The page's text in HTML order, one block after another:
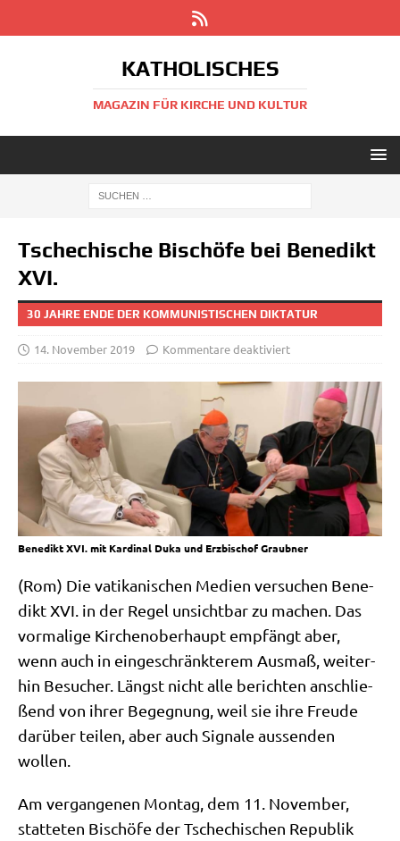
KATHOLISCHES
MAGAZIN FÜR KIRCHE UND KULTUR
Tschechische Bischöfe bei Benedikt
XVI.
30 JAHRE ENDE DER KOMMUNISTISCHEN DIKTATUR
14. November 2019 Kommentare deaktiviert
Benedikt XVI. mit Kardinal Duka und Erzbischof Graubner
(Rom) Die vati­ka­ni­schen Medi­en ver­su­chen Bene­
dikt XVI. in der Regel unsicht­bar zu machen. Das
vor­ma­li­ge Kir­chen­ober­haupt emp­fängt aber,
wenn auch in ein­ge­schränk­te­rem Aus­maß, wei­ter­
hin Besu­cher. Längst nicht alle berich­ten anschlie­
ßend von ihrer Begeg­nung, weil sie ihre Freu­de
dar­über tei­len, aber auch Signa­le aus­sen­den
wollen.
Am ver­gan­ge­nen Mon­tag, dem 11. Novem­ber,
stat­te­ten Bischö­fe der Tsche­chi­schen Repu­blik